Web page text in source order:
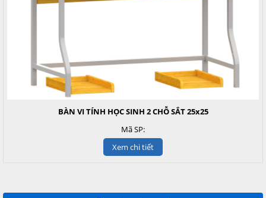
BÀN VI TÍNH HỌC SINH 2 CHỖ SẮT 25x25
Mã SP:
Xem chi tiết